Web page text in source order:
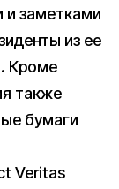
заметками
из ее
Кроме
также
бумаги
Veritas